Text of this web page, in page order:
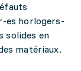
es horlogers-
solides en
matériaux.